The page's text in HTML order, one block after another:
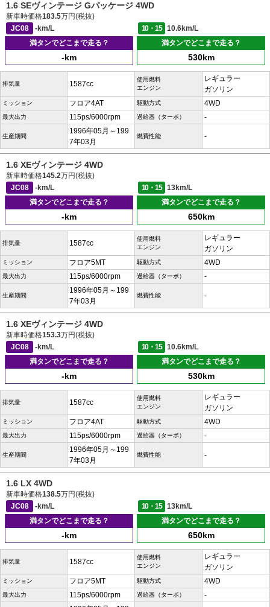
1.6 SEヴィンテージ Gパッケージ 4WD
新車時価格183.5万円(税抜)
JC08
-km/L 10・15
10.6km/L
満タンでどこまで走る？
-km
満タンでどこまで走る？
530km
排気量 1587cc
使用燃料
エンジン
レギュラー
ガソリン
ミッション フロア4AT 駆動方式 4WD
最大出力 115ps/6000rpm 過給器（ターボ） -
生産期間
1996年05月～199
7年03月
燃費性能 -
1.6 XEヴィンテージ 4WD
新車時価格145.2万円(税抜)
JC08
-km/L 10・15
13km/L
満タンでどこまで走る？
-km
満タンでどこまで走る？
650km
排気量 1587cc
使用燃料
エンジン
レギュラー
ガソリン
ミッション フロア5MT 駆動方式 4WD
最大出力 115ps/6000rpm 過給器（ターボ） -
生産期間
1996年05月～199
7年03月
燃費性能 -
1.6 XEヴィンテージ 4WD
新車時価格153.3万円(税抜)
JC08
-km/L 10・15
10.6km/L
満タンでどこまで走る？
-km
満タンでどこまで走る？
530km
排気量 1587cc
使用燃料
エンジン
レギュラー
ガソリン
ミッション フロア4AT 駆動方式 4WD
最大出力 115ps/6000rpm 過給器（ターボ） -
生産期間
1996年05月～199
7年03月
燃費性能 -
1.6 LX 4WD
新車時価格138.5万円(税抜)
JC08
-km/L 10・15
13km/L
満タンでどこまで走る？
-km
満タンでどこまで走る？
650km
排気量 1587cc
使用燃料
エンジン
レギュラー
ガソリン
ミッション フロア5MT 駆動方式 4WD
最大出力 115ps/6000rpm 過給器（ターボ）
-